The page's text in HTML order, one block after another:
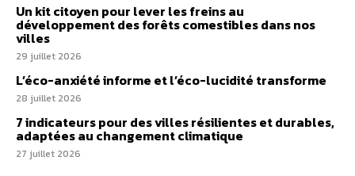
Un kit citoyen pour lever les freins au
développement des forêts comestibles dans nos
villes
29 juillet 2026
L’éco-anxiété informe et l’éco-lucidité transforme
28 juillet 2026
7 indicateurs pour des villes résilientes et durables,
adaptées au changement climatique
27 juillet 2026